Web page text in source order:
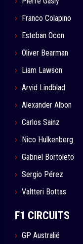
Franco Colapino
Esteban Ocon
Oliver Bearman
Liam Lawson
Arvid Lindblad
Alexander Albon
Carlos Sainz
Nico Hulkenberg
Gabriel Bortoleto
Sergio Pérez
Valtteri Bottas
F1 CIRCUITS
GP Australië